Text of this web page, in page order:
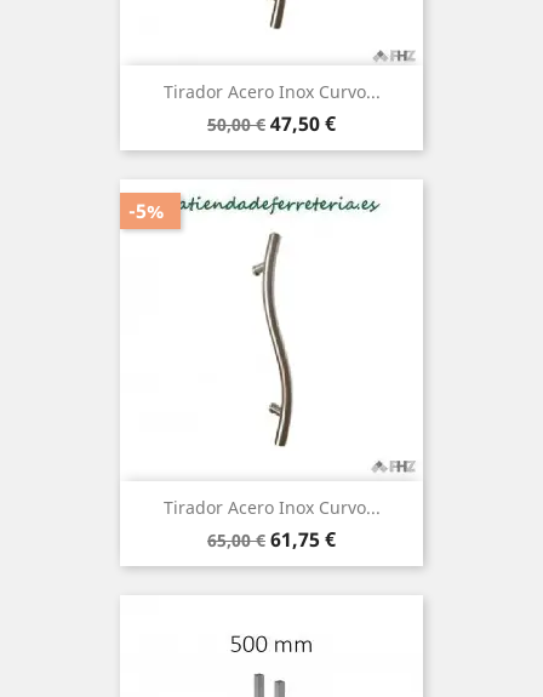
Tirador Acero Inox Curvo...
Precio
base
50,00 € Precio
47,50 €
Tirador Acero Inox Curvo...
Precio
base
65,00 € Precio
61,75 €
-5%